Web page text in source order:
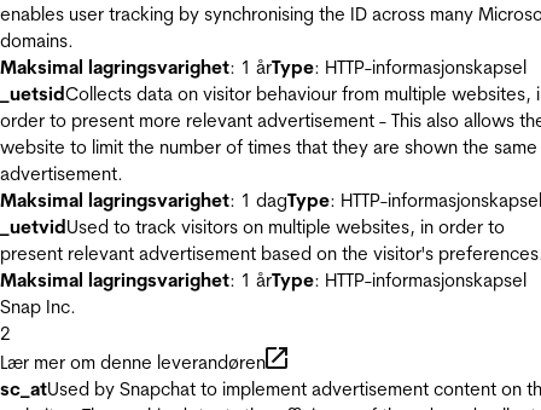
enables user tracking by synchronising the ID across many
domains.
Maksimal lagringsvarighet: 1 årType: HTTP-informasjonskapsel
_uetsidCollects data on visitor behaviour from multiple websites,
order to present more relevant advertisement - This also allows
website to limit the number of times that they are shown the same
advertisement.
Maksimal lagringsvarighet: 1 dagType: HTTP-informasjonskapsel
_uetvidUsed to track visitors on multiple websites, in order to
present relevant advertisement based on the visitor's
Maksimal lagringsvarighet: 1 årType: HTTP-informasjonskapsel
Snap Inc.
2
Lær mer om denne leverandøren
sc_atUsed by Snapchat to implement advertisement content on